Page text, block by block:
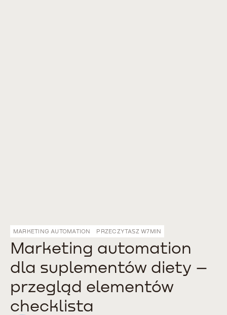
MARKETING AUTOMATION PRZECZYTASZ W7MIN
Marketing automation
dla suplementów diety –
przegląd elementów
checklista